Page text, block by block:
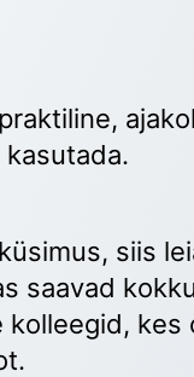
siis
saavad
kes